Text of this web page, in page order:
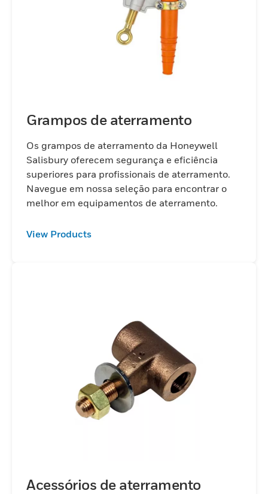
Grampos de aterramento
Os grampos de aterramento da Honeywell
Salisbury oferecem segurança e eficiência
superiores para profissionais de aterramento.
Navegue em nossa seleção para encontrar o
melhor em equipamentos de aterramento.
View Products
Acessórios de aterramento